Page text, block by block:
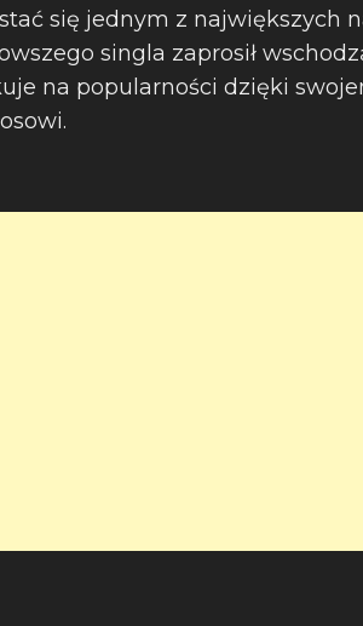
się jednym z największych
singla zaprosił
na popularności dzięki